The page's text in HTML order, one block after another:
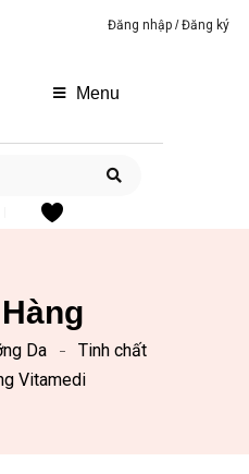
Đăng nhập /Đăng ký
Menu
Da
Tinh chất
Vitamedi